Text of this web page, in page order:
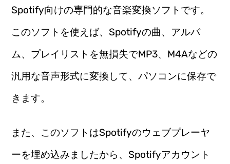
Spotify向けの専門的な音楽変換ソフトです。
このソフトを使えば、Spotifyの曲、アルバ
ム、プレイリストを無損失でMP3、M4Aなどの
汎用な音声形式に変換して、パソコンに保存で
きます。
また、このソフトはSpotifyのウェブプレーヤ
ーを埋め込みましたから、Spotifyアカウント